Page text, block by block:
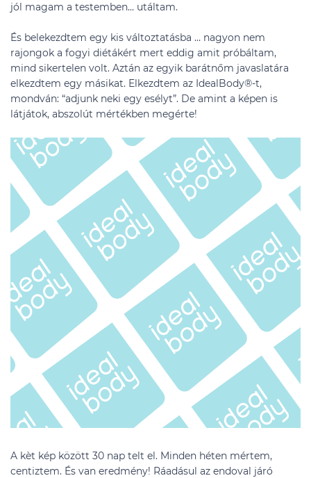
jól magam a testemben... utáltam.
És belekezdtem egy kis változtatásba … nagyon nem
rajongok a fogyi diétákért mert eddig amit próbáltam,
mind sikertelen volt. Aztán az egyik barátnőm javaslatára
elkezdtem egy másikat. Elkezdtem az IdealBody®-t,
mondván: “adjunk neki egy esélyt”. De amint a képen is
látjátok, abszolút mértékben megérte!
A kèt kép között 30 nap telt el. Minden héten mértem,
centiztem. És van eredmény! Ráadásul az endoval járó